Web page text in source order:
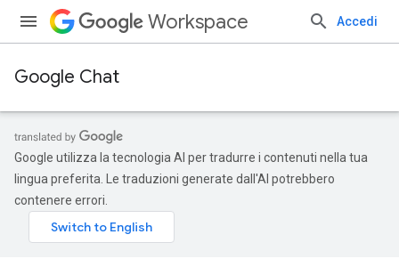
Workspace Accedi
Google Chat
Google utilizza la tecnologia AI per tradurre i contenuti nella tua
lingua preferita. Le traduzioni generate dall'AI potrebbero
contenere errori.